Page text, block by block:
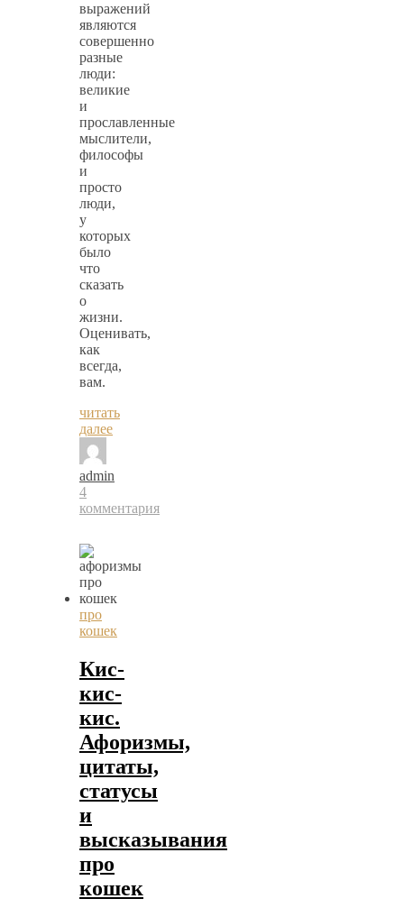
выражений
являются
совершенно
разные
люди:
великие
и
прославленные
мыслители,
философы
и
просто
люди,
у
которых
было
что
сказать
о
жизни.
Оценивать,
как
всегда,
вам.
читать
далее
admin
4
комментария
про
кошек
Кис-
кис-
кис.
Афоризмы,
цитаты,
статусы
и
высказывания
про
кошек